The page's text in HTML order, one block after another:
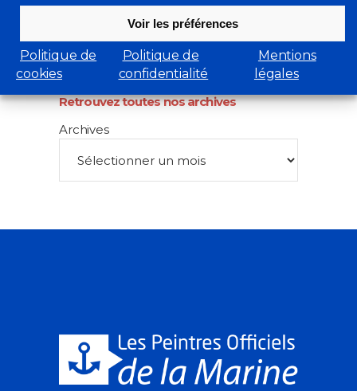
Voir les préférences
Politique de
cookies
Politique de
confidentialité
Mentions
légales
Entraide Marine-Adosm
Musée de la marine
Net-Marine
Retrouvez toutes nos archives
Archives